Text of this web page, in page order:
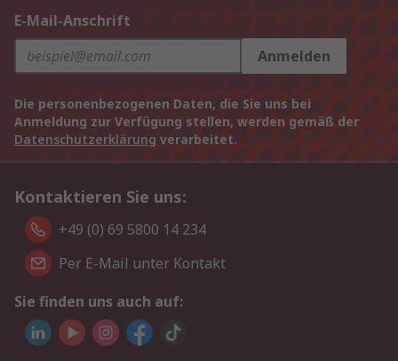
E-Mail-Anschrift
Anmelden
Die personenbezogenen Daten, die Sie uns bei
Anmeldung zur Verfügung stellen, werden gemäß der
Datenschutzerklärung verarbeitet.
Kontaktieren Sie uns:
+49 (0) 69 5800 14 234
Per E-Mail unter Kontakt
Sie finden uns auch auf: